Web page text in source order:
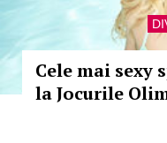
Cele mai sexy
la Jocurile